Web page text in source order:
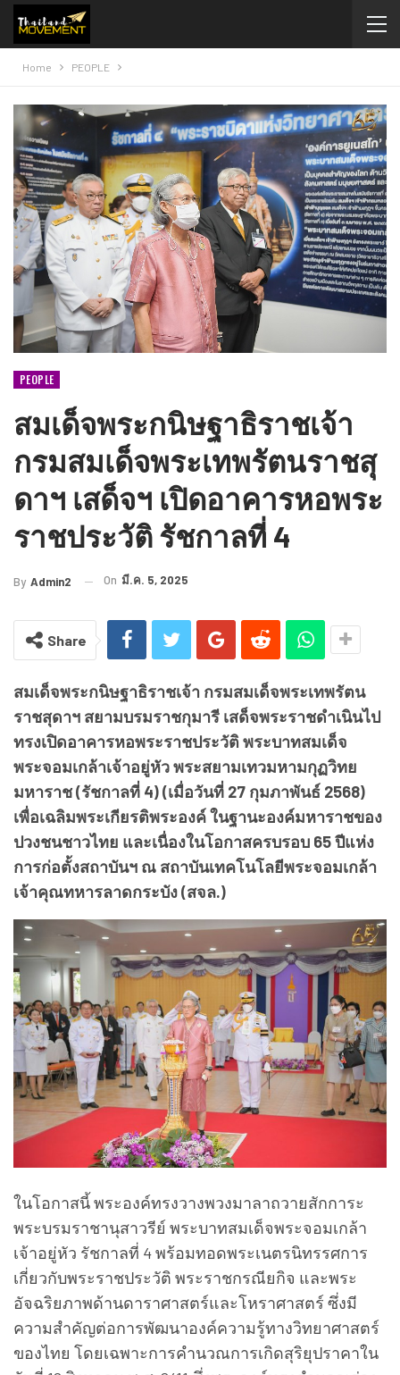
Home PEOPLE
PEOPLE
สมเด็จพระกนิษฐาธิราชเจ้า
กรมสมเด็จพระเทพรัตนราชสุ
ดาฯ เสด็จฯ เปิดอาคารหอพระ
ราชประวัติ รัชกาลที่ 4
By Admin2 On มี.ค. 5, 2025
Share
สมเด็จพระกนิษฐาธิราชเจ้า กรมสมเด็จพระเทพรัตน
ราชสุดาฯ สยามบรมราชกุมารี เสด็จพระราชดำเนินไป
ทรงเปิดอาคารหอพระราชประวัติ พระบาทสมเด็จ
พระจอมเกล้าเจ้าอยู่หัว พระสยามเทวมหามกุฏวิทย
มหาราช (รัชกาลที่ 4) (เมื่อวันที่ 27 กุมภาพันธ์ 2568)
เพื่อเฉลิมพระเกียรติพระองค์ ในฐานะองค์มหาราชของ
ปวงชนชาวไทย และเนื่องในโอกาสครบรอบ 65 ปีแห่ง
การก่อตั้งสถาบันฯ ณ สถาบันเทคโนโลยีพระจอมเกล้า
เจ้าคุณทหารลาดกระบัง (สจล.)
ในโอกาสนี้ พระองค์ทรงวางพวงมาลาถวายสักการะ
พระบรมราชานุสาวรีย์ พระบาทสมเด็จพระจอมเกล้า
เจ้าอยู่หัว รัชกาลที่ 4 พร้อมทอดพระเนตรนิทรรศการ
เกี่ยวกับพระราชประวัติ พระราชกรณียกิจ และพระ
อัจฉริยภาพด้านดาราศาสตร์และโหราศาสตร์ ซึ่งมี
ความสำคัญต่อการพัฒนาองค์ความรู้ทางวิทยาศาสตร์
ของไทย โดยเฉพาะการคำนวณการเกิดสุริยุปราคาใน